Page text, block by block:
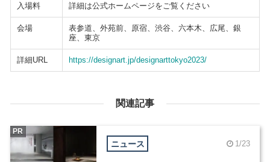
入場料 詳細は公式ホームページをご覧ください
会場
表参道、外苑前、原宿、渋谷、六本木、広尾、銀
座、東京
詳細URL https://designart.jp/designarttokyo2023/
関連記事
ニュース 1/23
PR